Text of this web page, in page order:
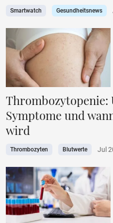
Smartwatch Gesundheitsnews
Thrombozytopenie:
Symptome und
wird
Thrombozyten Blutwerte Jul